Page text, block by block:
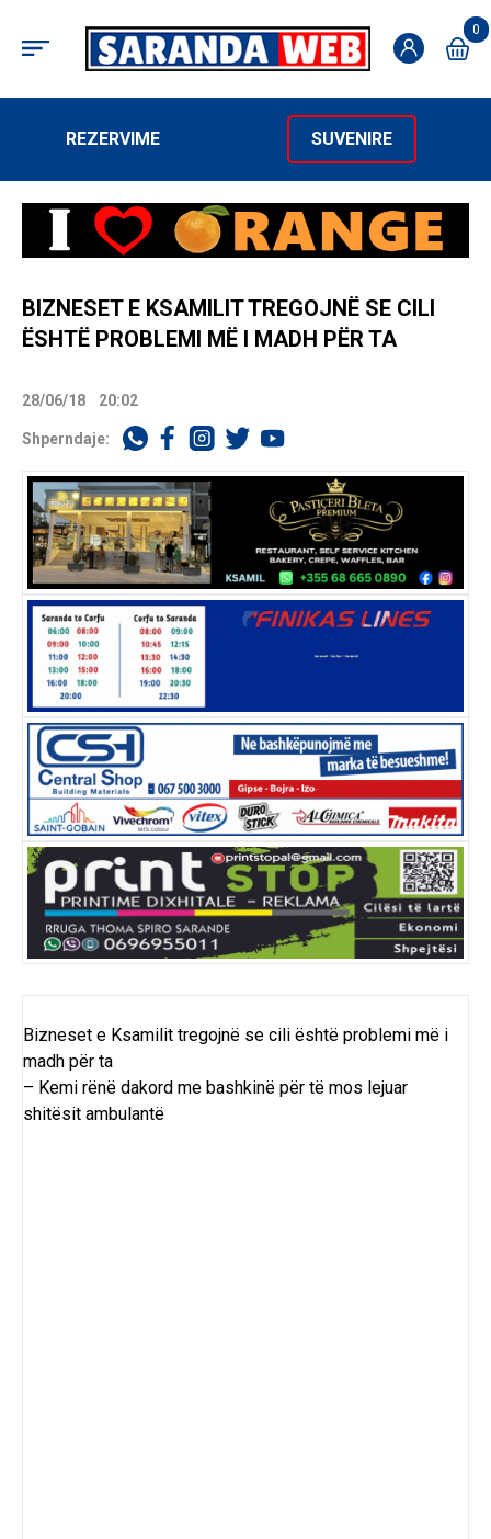
0
REZERVIME SUVENIRE
BIZNESET E KSAMILIT TREGOJNË SE CILI
ËSHTË PROBLEMI MË I MADH PËR TA
28/06/18 20:02
Shperndaje:
Bizneset e Ksamilit tregojnë se cili është problemi më i
madh për ta
– Kemi rënë dakord me bashkinë për të mos lejuar
shitësit ambulantë